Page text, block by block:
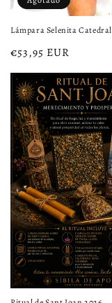
Lámpara Selenita Catedral
Precio
habitual
€53,95 EUR